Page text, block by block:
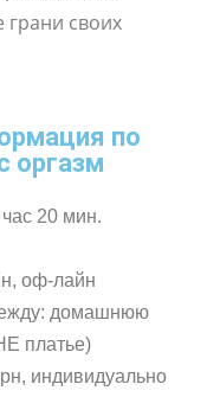
грани своих
по
оргазм
20 мин.
оф-лайн
домашнюю
платье)
индивидуально